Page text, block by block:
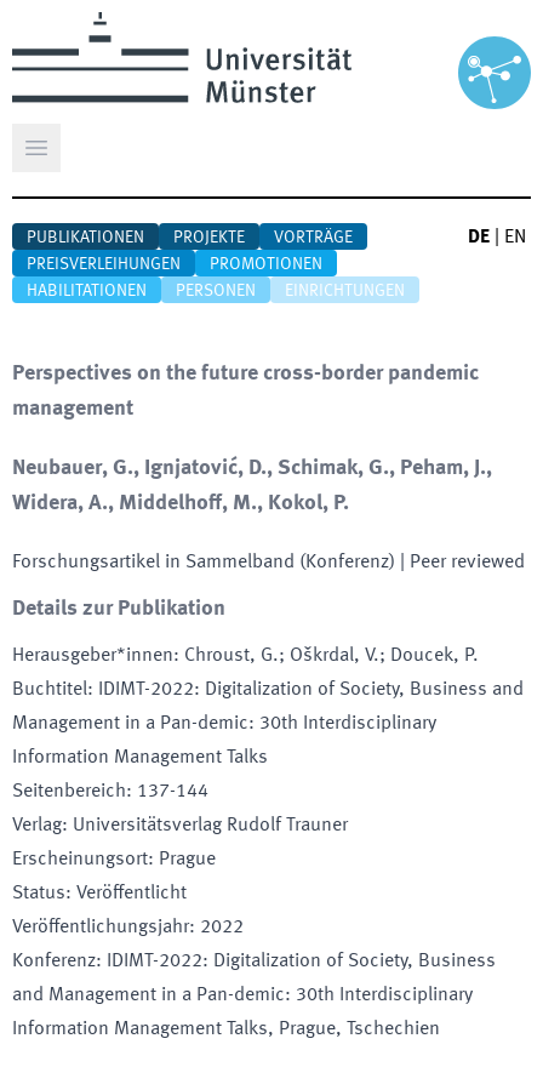
Hauptmenü öffnen
PUBLIKATIONEN PROJEKTE
VORTRÄGE
PREISVERLEIHUNGEN
PROMOTIONEN
HABILITATIONEN
PERSONEN EINRICHTUNGEN
DE EN
Perspectives on the future cross-border pandemic
management
Neubauer, G., Ignjatović, D., Schimak, G., Peham, J.,
Widera, A., Middelhoff, M., Kokol, P.
Forschungsartikel in Sammelband (Konferenz) | Peer reviewed
Details zur Publikation
Herausgeber*innen: Chroust, G.; Oškrdal, V.; Doucek, P.
Buchtitel:
IDIMT-2022: Digitalization of Society, Business and
Management in a Pan-demic: 30th Interdisciplinary
Information Management Talks
Seitenbereich: 137-144
Verlag: Universitätsverlag Rudolf Trauner
Erscheinungsort: Prague
Status: Veröffentlicht
Veröffentlichungsjahr: 2022
Konferenz:
IDIMT-2022: Digitalization of Society, Business
and Management in a Pan-demic: 30th Interdisciplinary
Information Management Talks, Prague, Tschechien